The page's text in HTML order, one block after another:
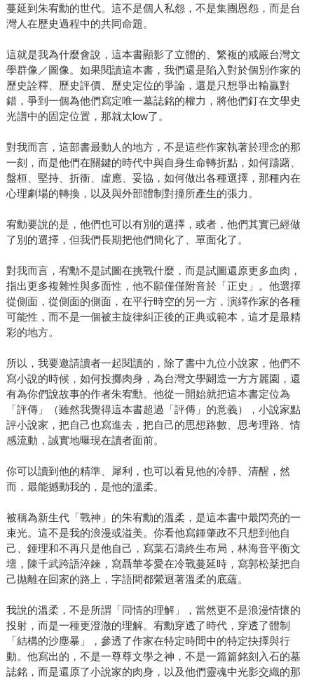
蔓延到朱宥勳的世代。這不是個人私怨，不是集團恩怨，而是台
灣人在歷史過程中的共同命題。
這就是我為什麼會說，這本書顯影了立體的、繁複的戒嚴台灣文
學群像／圖像。如果閱讀這本書，我們還是陷入對於個別作家的
歷史詮釋、歷史評價、歷史定位的爭論，還是只想爭出輸贏對
錯，爭到一個為他們寫定唯一墓誌銘的權力，將他們釘在文學史
光譜中的固定位置，那就太low了。
對我而言，這部書最動人的地方，不是這些作家執著於理念的那
一刻，而是他們在關鍵的時代中與自身生命轉折點，如何躊躇、
盤桓、堅持、折衝、虛應、妥協，如何做出各種選擇，那種內在
心理劇場的轉換，以及與外部體制對撞所產生的張力。
宥勳要說的是，他們也可以有別的選擇，或者，他們其實已經做
了別的選擇，但我們長期把他們簡化了、單面化了。
對我而言，宥勳不是試圖在挑戰什麼，而是試圖還原更多血肉，
指出更多複雜性與多面性，他不願僅僅附音於「正史」。他選擇
從側面，從側面的側面，在平行時空的另一方，演繹作家的各種
可能性，而不是一個被主旋律糾正後的正典或範本，這才是最精
彩的地方。
所以，我要邀請讀者一起閱讀的，除了書中九位小說家，他們不
寫小說的時候，如何投擲肉身，為台灣文學闢造一方方麗園，還
有為你們說故事的作者朱宥勳。他從一開始就把這本書定位為
「評傳」（雖然我覺得這本書超過「評傳」的意義），小說家點
評小說家，把自己也寫進去，把自己的思想路數、思考理路、情
感流動，誠實地曝現在讀者面前。
你可以讀到他的精準、犀利，也可以看見他的冷靜、清醒，然
而，最能撼動我的，是他的溫柔。
被稱為新生代「戰神」的朱宥勳的溫柔，是這本書中最閃亮的一
束光。這不是我的浪漫或溢美。你看他寫鍾肇政不只想到他自
己、鍾理和不再只是他自己，寫葉石濤終生布局，林海音平衡文
壇，陳千武跨語淬鍊，寫聶華苓愛在冷戰蔓延時，寫郭松棻把自
己拋離在回家的路上，字語間都縈迴著溫柔的底蘊。
我說的溫柔，不是所謂「同情的理解」，當然更不是浪漫情懷的
投射，而是一種更澄澈的理解。宥勳穿透了時代，穿透了體制
「結構的沙塵暴」，參透了作家在特定時間中的特定抉擇與行
動。他寫出的，不是一尊尊文學之神，不是一篇篇銘刻入石的墓
誌銘，而是還原了小說家的肉身，以及他們靈魂中光影交織的那